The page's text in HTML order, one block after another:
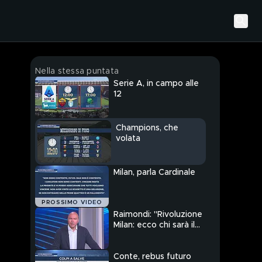
Nella stessa puntata
Serie A, in campo alle
12
Champions, che
volata
PROSSIMO VIDEO
Milan, parla Cardinale
Raimondi: "Rivoluzione
Milan: ecco chi sarà il
Conte, rebus futuro